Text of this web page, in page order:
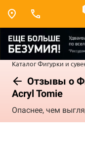
КаталогФигурки и
Отзывы о
Acryl Tomie
Опаснее, чем